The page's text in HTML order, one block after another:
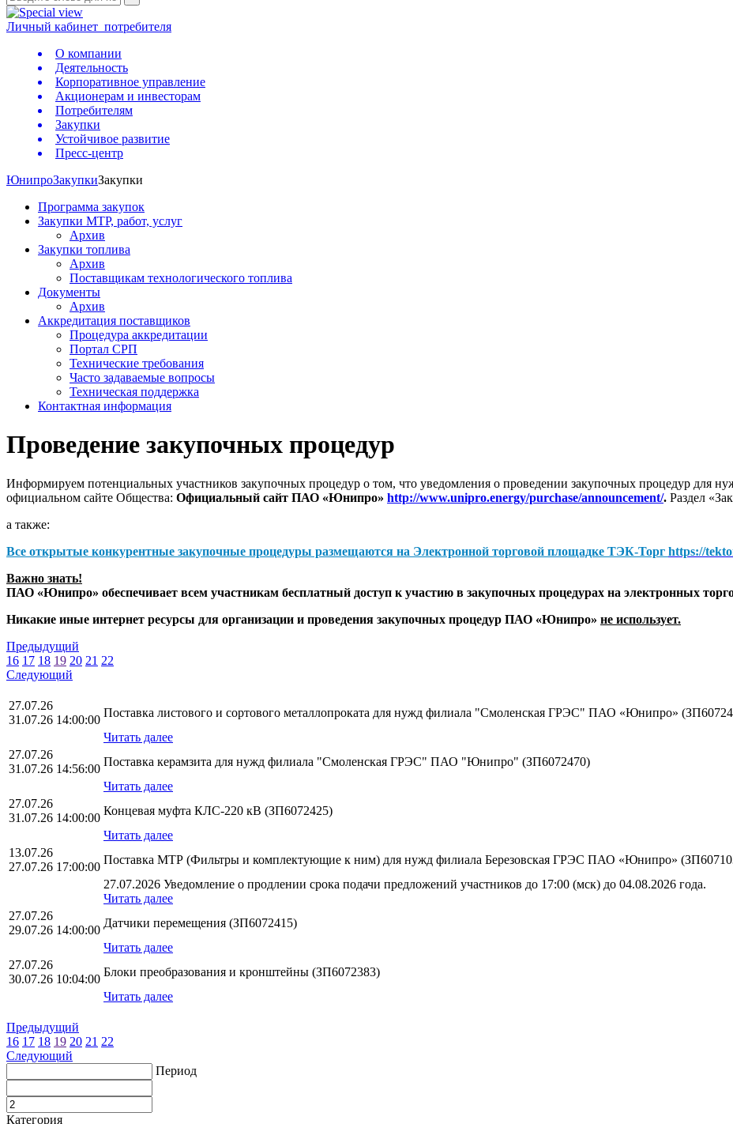
Личный кабинет потребителя
О компании
Деятельность
Корпоративное управление
Акционерам и инвесторам
Потребителям
Закупки
Устойчивое развитие
Пресс-центр
ЮнипроЗакупкиЗакупки
Программа закупок
Закупки МТР, работ, услуг
Архив
Закупки топлива
Архив
Поставщикам технологического топлива
Документы
Архив
Аккредитация поставщиков
Процедура аккредитации
Портал СРП
Технические требования
Часто задаваемые вопросы
Техническая поддержка
Контактная информация
Проведение закупочных процедур
Информируем потенциальных участников закупочных процедур о том, что уведомления о проведении закупочных процедур
официальном сайте Общества: Официальный сайт ПАО «Юнипро» http://www.unipro.energy/purchase/announcement/. Раздел
а также:
Все открытые конкурентные закупочные процедуры размещаются на Электронной торговой площадке ТЭК-Торг https://
Важно знать!
ПАО «Юнипро» обеспечивает всем участникам бесплатный доступ к участию в закупочных процедурах на электронных
Никакие иные интернет ресурсы для организации и проведения закупочных процедур ПАО «Юнипро» не использует.
Предыдущий
16 17 18 19 20 21 22
Следующий
27.07.26
31.07.26 14:00:00
Поставка листового и сортового металлопроката для нужд филиала "Смоленская ГРЭС" ПАО «Юнипро»
Читать далее
27.07.26
31.07.26 14:56:00
Поставка керамзита для нужд филиала "Смоленская ГРЭС" ПАО "Юнипро" (ЗП6072470)
Читать далее
27.07.26
31.07.26 14:00:00
Концевая муфта КЛС-220 кВ (ЗП6072425)
Читать далее
13.07.26
27.07.26 17:00:00
Поставка МТР (Фильтры и комплектующие к ним) для нужд филиала Березовская ГРЭС ПАО «Юнипро»
27.07.2026 Уведомление о продлении срока подачи предложений участников до 17:00 (мск) до 04.08.2026 года.
Читать далее
27.07.26
29.07.26 14:00:00
Датчики перемещения (ЗП6072415)
Читать далее
27.07.26
30.07.26 10:04:00
Блоки преобразования и кронштейны (ЗП6072383)
Читать далее
Предыдущий
16 17 18 19 20 21 22
Следующий
Период
Категория